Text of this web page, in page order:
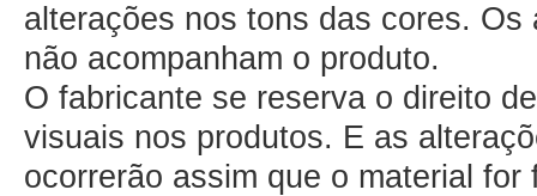
alterações nos tons das cores.
não acompanham o produto.
O fabricante se reserva o direito
visuais nos produtos. E as
ocorrerão assim que o material for